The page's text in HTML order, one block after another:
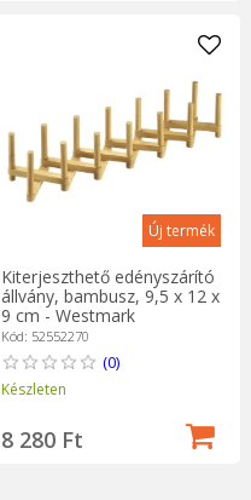
Új termék
Kiterjeszthető edényszárító
állvány, bambusz, 9,5 x 12 x
9 cm - Westmark
Kód: 52552270
(0)
Készleten
8 280 Ft